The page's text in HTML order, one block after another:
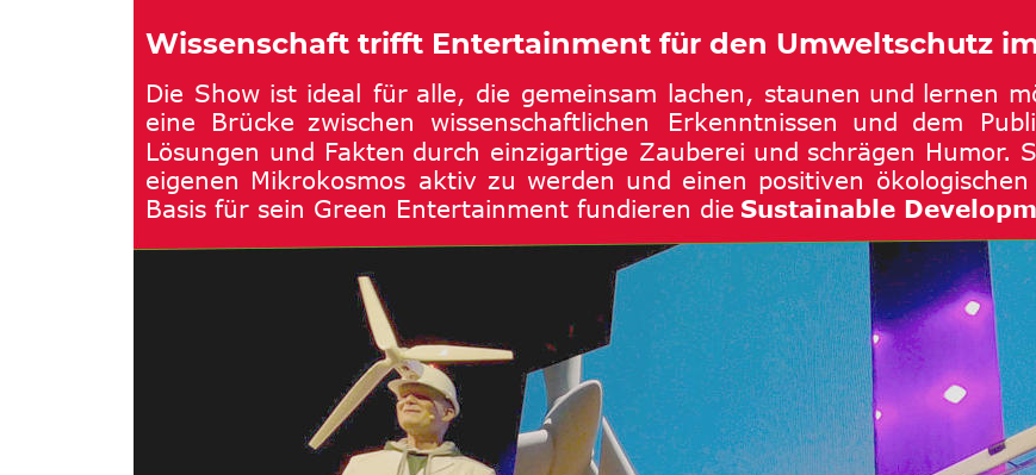
Wissenschaft trifft Entertainment für den Umweltschutz
Die Show ist ideal für alle, die gemeinsam lachen, staunen und lernen
eine
Brücke zwischen wissenschaftlichen Erkenntnissen und dem
Lösungen und Fakten durch einzigartige Zauberei und schrägen Humor.
eigenen Mikrokosmos aktiv zu werden und einen positiven ökologischen
Basis für sein Green Entertainment fundieren die Sustainable